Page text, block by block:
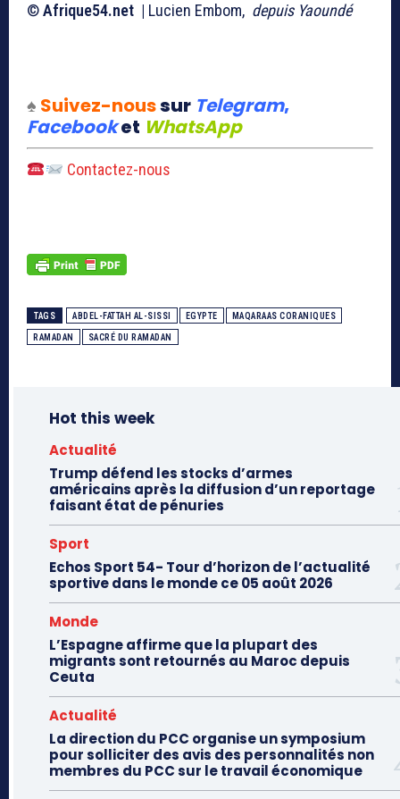
©Afrique54.net | Lucien Embom, depuis Yaoundé
♠ Suivez-noussur Telegram,
Facebooket WhatsApp
Contactez-nous
TAGS ABDEL-FATTAH AL-SISSI EGYPTE MAQARAAS CORANIQUES
RAMADAN SACRÉ DU RAMADAN
Hot this week
Actualité
Trump défend les stocks d’armes
américains après la diffusion d’un reportage
faisant état de pénuries
Sport
Echos Sport 54- Tour d’horizon de l’actualité
sportive dans le monde ce 05 août 2026
Monde
L’Espagne affirme que la plupart des
migrants sont retournés au Maroc depuis
Ceuta
Actualité
La direction du PCC organise un symposium
pour solliciter des avis des personnalités non
membres du PCC sur le travail économique